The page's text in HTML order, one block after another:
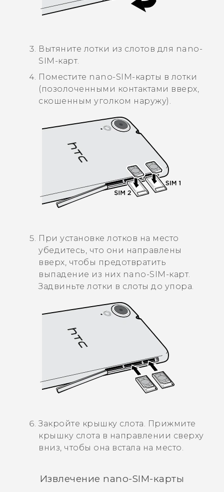
Вытяните лотки из слотов для nano-
SIM -карт.
Поместите nano-SIM-карты в лотки
(позолоченными контактами вверх,
скошенным уголком наружу).
При установке лотков на место
убедитесь, что они направлены
вверх, чтобы предотвратить
выпадение из них nano-SIM -карт.
Задвиньте лотки в слоты до упора.
Закройте крышку слота. Прижмите
крышку слота в направлении сверху
вниз, чтобы она встала на место.
Извлечение nano-SIM-карты